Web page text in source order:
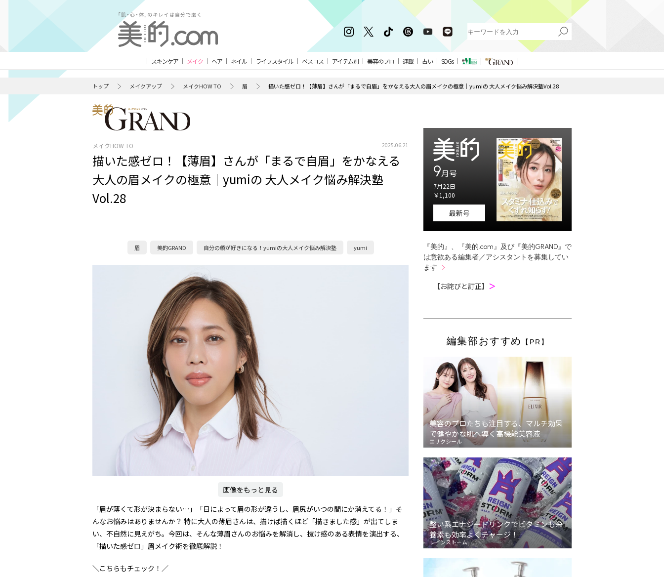
スキンケア メイク ヘア ネイル ライフスタイル ベスコス アイテム別 美容のプロ 連載 占い SDGs
トップ メイクアップ メイクHOW TO 眉 描いた感ゼロ！【薄眉】さんが「まるで自眉」をかなえる大人の眉メイクの極意｜yumiの 大人メイク悩み解決塾Vol.28
メイクHOW TO 2025.06.21
描いた感ゼロ！【薄眉】さんが「まるで自眉」をかなえる
大人の眉メイクの極意｜yumiの 大人メイク悩み解決塾
Vol.28
眉 美的GRAND 自分の顔が好きになる！yumiの大人メイク悩み解決塾 yumi
画像をもっと見る
「眉が薄くて形が決まらない…」「日によって眉の形が違うし、眉尻がいつの間にか消えてる！」そ
んなお悩みはありませんか？ 特に大人の薄眉さんは、描けば描くほど「描きました感」が出てしま
い、不自然に見えがち。今回は、そんな薄眉さんのお悩みを解消し、抜け感のある表情を演出する、
「描いた感ゼロ」眉メイク術を徹底解説！
＼こちらもチェック！／
9月号
7月22日
￥1,100
最新号
『美的』、『美的.com』及び『美的GRAND』で
は意欲ある編集者／アシスタントを募集してい
ます
【お詫びと訂正】 ＞
編集部おすすめ 【PR】
美容のプロたちも注目する、マルチ効果
で健やかな肌へ導く高機能美容液
エリクシール
整い系エナジードリンクでビタミンも栄
養素も効率よくチャージ！
レインストーム